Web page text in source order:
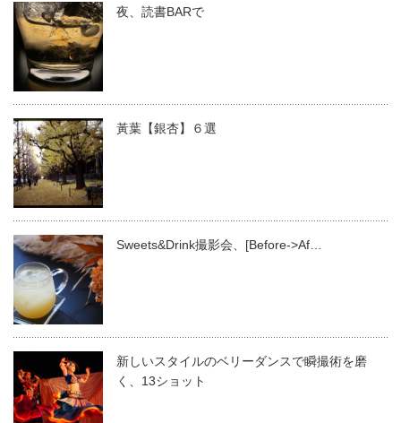
夜、読書BARで
黃葉【銀杏】６選
Sweets&Drink撮影会、[Before->Af…
新しいスタイルのベリーダンスで瞬撮術を磨
く、13ショット